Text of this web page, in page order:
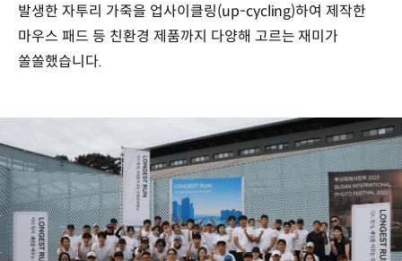
발생한 자투리 가죽을 업사이클링(up-cycling)하여 제작한
마우스 패드 등 친환경 제품까지 다양해 고르는 재미가
쏠쏠했습니다.